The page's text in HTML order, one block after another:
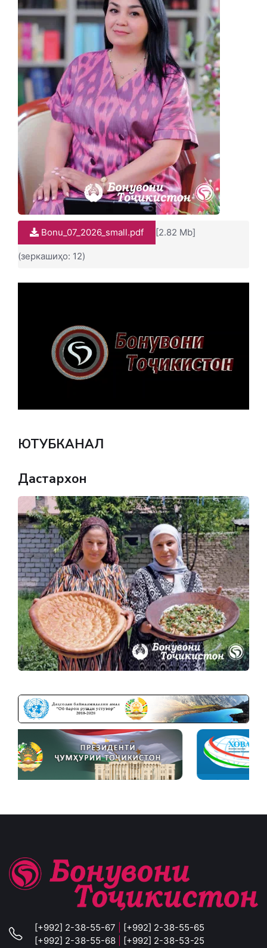
Bonu_07_2026_small.pdf [2.82 Mb]
(зеркашиҳо: 12)
ЮТУБКАНАЛ
Дастархон
[+992] 2-38-55-67
[+992] 2-38-55-65
[+992] 2-38-55-68
[+992] 2-38-53-25